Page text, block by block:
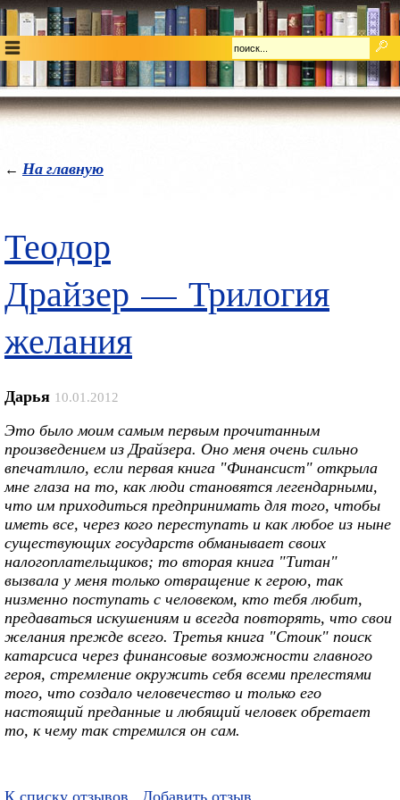
← На главную
Теодор
Драйзер — Трилогия
желания
Дарья 10.01.2012
Это было моим самым первым прочитанным
произведением из Драйзера. Оно меня очень сильно
впечатлило, если первая книга "Финансист" открыла
мне глаза на то, как люди становятся легендарными,
что им приходиться предпринимать для того, чтобы
иметь все, через кого переступать и как любое из ныне
существующих государств обманывает своих
налогоплательщиков; то вторая книга "Титан"
вызвала у меня только отвращение к герою, так
низменно поступать с человеком, кто тебя любит,
предаваться искушениям и всегда повторять, что свои
желания прежде всего. Третья книга "Стоик" поиск
катарсиса через финансовые возможности главного
героя, стремление окружить себя всеми прелестями
того, что создало человечество и только его
настоящий преданные и любящий человек обретает
то, к чему так стремился он сам.